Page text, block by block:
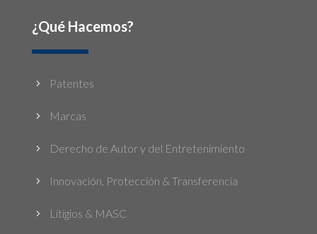
¿Qué Hacemos?
5 Patentes
5 Marcas
5 Derecho de Autor y del Entretenimiento
5 Innovación, Protección & Transferencia
5 Litigios & MASC